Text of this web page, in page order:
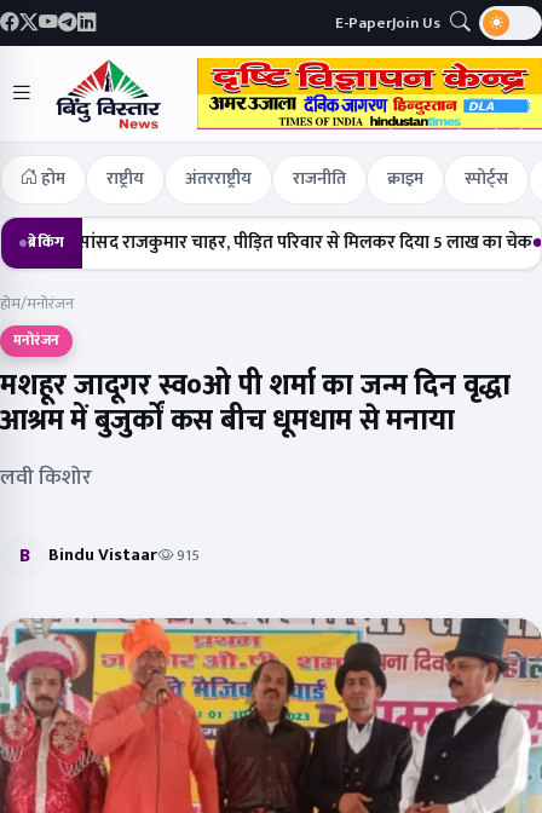
E-PaperJoin Us
होम राष्ट्रीय अंतरराष्ट्रीय राजनीति क्राइम स्पोर्ट्स
ब्रेकिंग
सांसद राजकुमार चाहर, पीड़ित परिवार से मिलकर दिया 5 लाख का चेक
होम/मनोरंजन
मनोरंजन
मशहूर जादूगर स्व०ओ पी शर्मा का जन्म दिन वृद्धा
आश्रम में बुजुर्कों कस बीच धूमधाम से मनाया
लवी किशोर
B Bindu Vistaar 915